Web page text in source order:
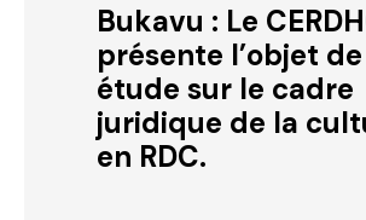
Bukavu : Le
présente l’objet
étude sur le cadre
juridique de la
en RDC.